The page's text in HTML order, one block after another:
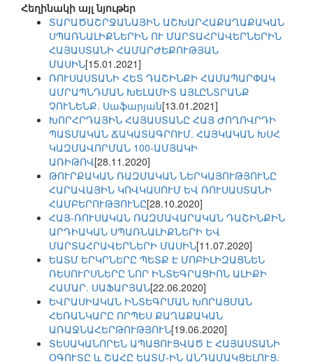
Հեղինակի այլ նյութեր
ՏԱՐԱԾԱՇՐՋԱՆԱՅԻՆ ԱՇԽԱՐՀԱՔԱՂԱՔԱԿԱՆ
ՍՊԱՌՆԱԼԻՔՆԵՐԻՆ ՈՒ ՄԱՐՏԱՀՐԱՎԵՐՆԵՐԻՆ
ՀԱՅԱՍՏԱՆԻ ՀԱՄԱՐԺԵՔՈՒԹՅԱՆ
ՄԱՍԻՆ[15.01.2021]
ՌՈՒՍԱՍՏԱՆԻ ՀԵՏ ԴԱՇԻՆՔԻ ՀԱՄԱՊԱՐՓԱԿ
ԱՄՐԱՊՆԴՄԱՆ ԽԵԼԱՄԻՏ ԱՅԼԸՆՏՐԱՆՔ
ՉՈՒՆԵՆՔ. Սաֆարյան[13.01.2021]
ԽՈՐՀՐԴԱՅԻՆ ՀԱՅԱՍՏԱՆԸ ՀԱՅ ԺՈՂՈՎՐԴԻ
ՊԱՏՄԱԿԱՆ ՃԱԿԱՏԱԳՐՈՒՄ. ՀԱՅԿԱԿԱՆ ԽՍՀ
ԿԱԶՄԱՎՈՐՄԱՆ 100-ԱՄՅԱԿԻ
ԱՌԻԹՈՎ[28.11.2020]
ԹՈՒՐՔԱԿԱՆ ՌԱԶՄԱԿԱՆ ՆԵՐԿԱՅՈՒԹՅՈՒՆԸ
ՀԱՐԱՎԱՅԻՆ ԿՈՎԿԱՍՈՒՄ ԵՎ ՌՈՒՍԱՍՏԱՆԻ
ՀԱՄԲԵՐՈՒԹՅՈՒՆԸ[28.10.2020]
ՀԱՅ-ՌՈՒՍԱԿԱՆ ՌԱԶՄԱՎԱՐԱԿԱՆ ԴԱՇԻՆՔԻՆ
ԱՐԴԻԱԿԱՆ ՍՊԱՌՆԱԼԻՔՆԵՐԻ ԵՎ
ՄԱՐՏԱՀՐԱՎԵՐՆԵՐԻ ՄԱՍԻՆ[11.07.2020]
ԵԱՏՄ ԵՐԿՐՆԵՐԸ ՊԵՏՔ Է ՄՈԲԻԼԻԶԱՑՆԵՆ
ՌԵՍՈՒՐՍՆԵՐԸ ՆՈՐ ԻՆՏԵԳՐԱՑԻՈՆ ԱԼԻՔԻ
ՀԱՄԱՐ. ՍԱՖԱՐՅԱՆ[22.06.2020]
ԵՎՐԱՍԻԱԿԱՆ ԻՆՏԵԳՐՄԱՆ ԽՈՐԱՑՄԱՆ
ՀԵՌԱՆԿԱՐԸ ՈՐՊԵՍ ՔԱՂԱՔԱԿԱՆ
ԱՌԱՋՆԱՀԵՐԹՈՒԹՅՈՒՆ[19.06.2020]
ՏԵՍԱԿԱՆՈՐԵՆ ԱՊԱՑՈՒՑՎԱԾ Է ՀԱՅԱՍՏԱՆԻ
ՕԳՈՒՏԸ և ՇԱՀԸ ԵԱՏՄ-ԻՆ ԱՆԴԱՄԱԿՑԵԼՈՒՑ.